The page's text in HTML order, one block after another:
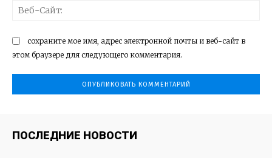
сохраните мое имя, адрес электронной почты и веб-сайт в
этом браузере для следующего комментария.
ПОСЛЕДНИЕ НОВОСТИ